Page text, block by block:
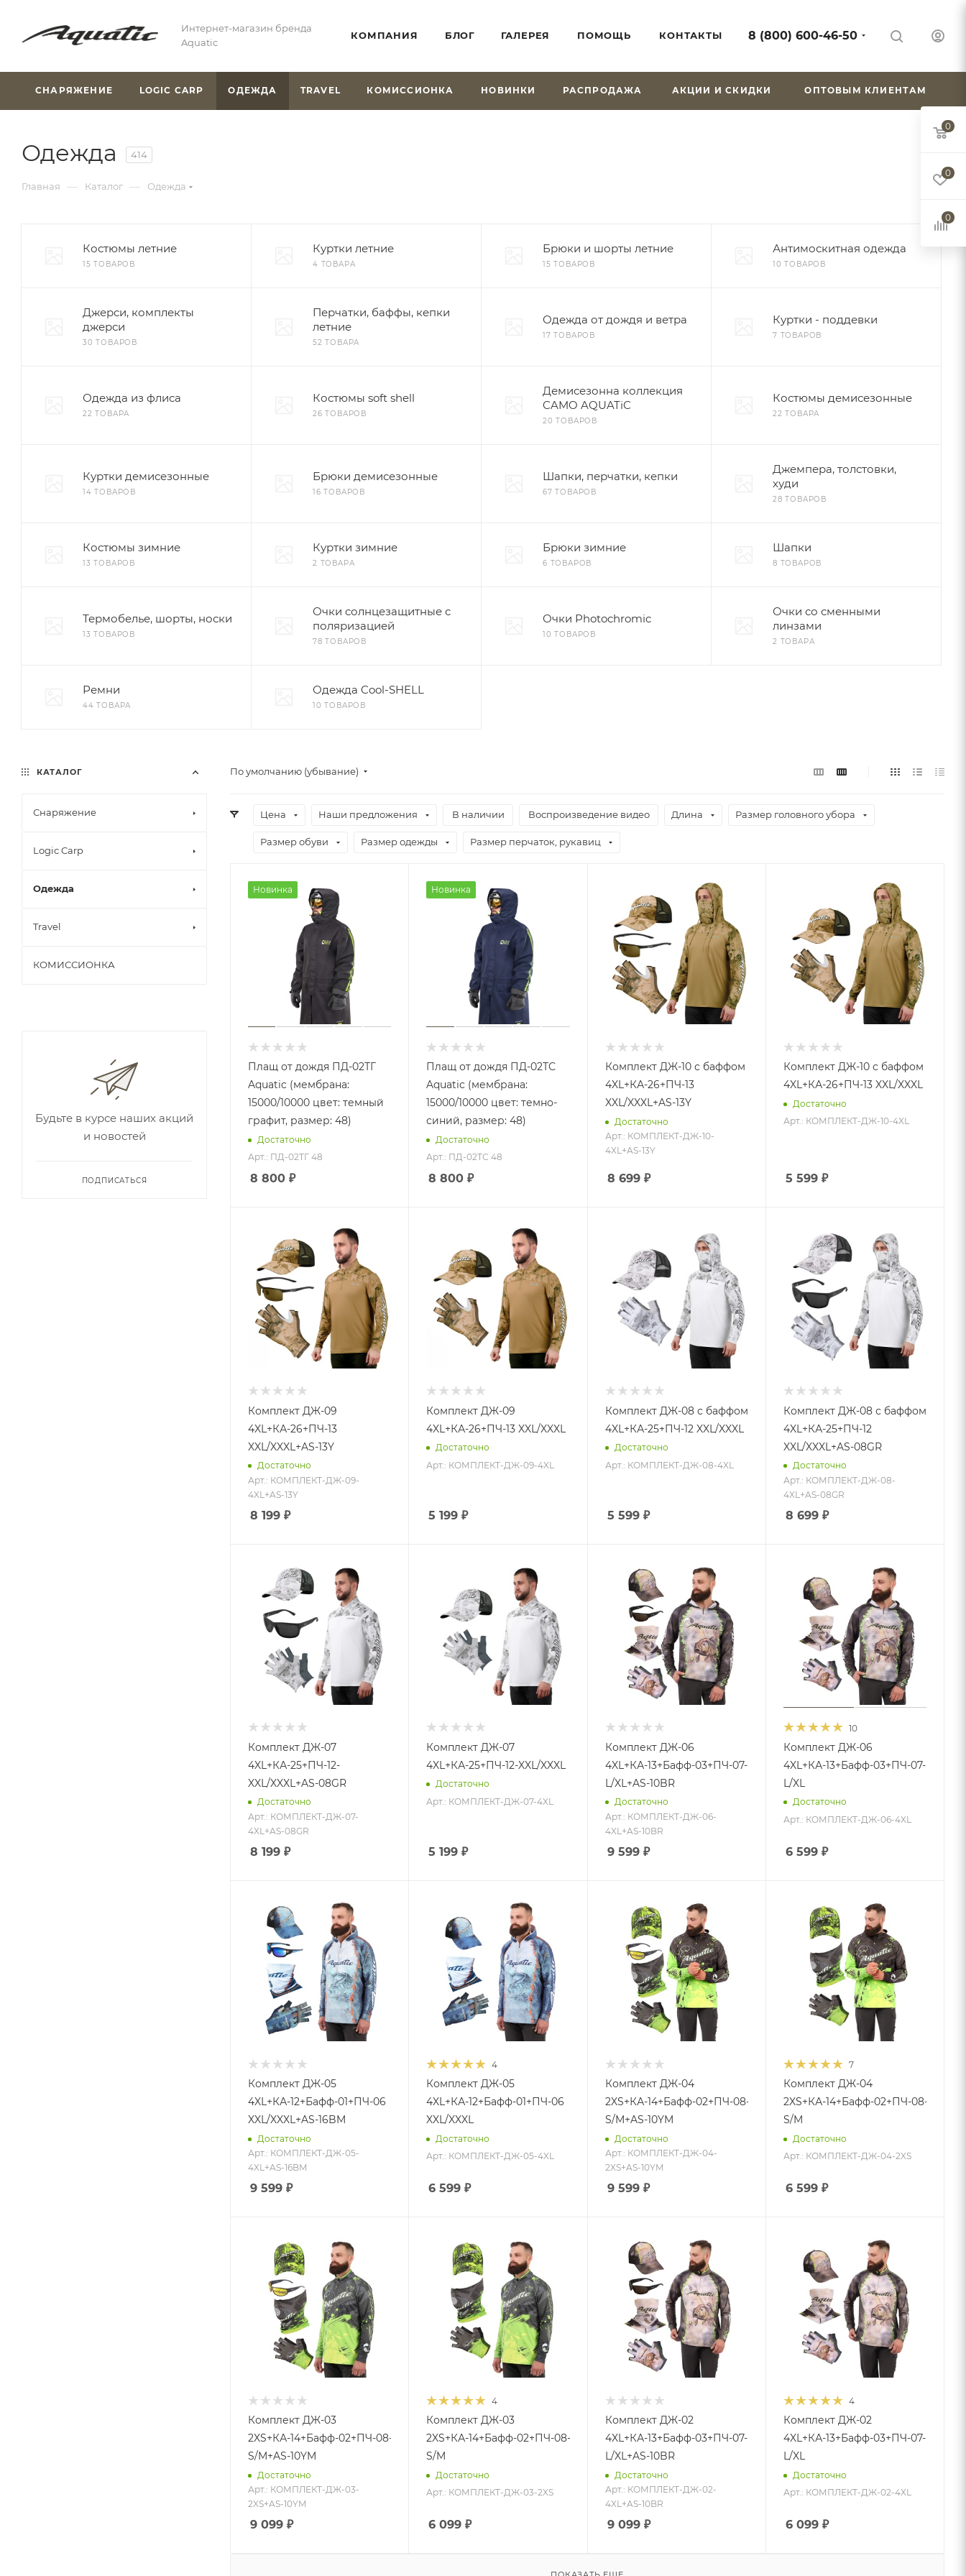
Интернет-магазин бренда
Aquatic
КОМПАНИЯ БЛОГ ГАЛЕРЕЯ ПОМОЩЬ КОНТАКТЫ 8 (800) 600-46-50
СНАРЯЖЕНИЕ LOGIC CARP ОДЕЖДА TRAVEL КОМИССИОНКА НОВИНКИ РАСПРОДАЖА АКЦИИ И СКИДКИ ОПТОВЫМ КЛИЕНТАМ
Одежда 414
Главная — Каталог — Одежда
Костюмы летние
15 ТОВАРОВ
Куртки летние
4 ТОВАРА
Брюки и шорты летние
15 ТОВАРОВ
Антимоскитная одежда
10 ТОВАРОВ
Джерси, комплекты
джерси
30 ТОВАРОВ
Перчатки, баффы, кепки
летние
52 ТОВАРА
Одежда от дождя и ветра
17 ТОВАРОВ
Куртки - поддевки
7 ТОВАРОВ
Одежда из флиса
22 ТОВАРА
Костюмы soft shell
26 ТОВАРОВ
Демисезонна коллекция
CAMO AQUATiC
20 ТОВАРОВ
Костюмы демисезонные
22 ТОВАРА
Куртки демисезонные
14 ТОВАРОВ
Брюки демисезонные
16 ТОВАРОВ
Шапки, перчатки, кепки
67 ТОВАРОВ
Джемпера, толстовки,
худи
28 ТОВАРОВ
Костюмы зимние
13 ТОВАРОВ
Куртки зимние
2 ТОВАРА
Брюки зимние
6 ТОВАРОВ
Шапки
8 ТОВАРОВ
Термобелье, шорты, носки
13 ТОВАРОВ
Очки солнцезащитные с
поляризацией
78 ТОВАРОВ
Очки Photochromic
10 ТОВАРОВ
Очки со сменными
линзами
2 ТОВАРА
Ремни
44 ТОВАРА
Одежда Cool-SHELL
10 ТОВАРОВ
По умолчанию (убывание)
Цена Наши предложения В наличии Воспроизведение видео Длина Размер головного убора
Размер обуви Размер одежды Размер перчаток, рукавиц
Новинка
Плащ от дождя ПД-02ТГ
Aquatic (мембрана:
15000/10000 цвет: темный
графит, размер: 48)
Достаточно
Арт.: ПД-02ТГ 48
8 800 ₽
Новинка
Плащ от дождя ПД-02ТС
Aquatic (мембрана:
15000/10000 цвет: темно-
синий, размер: 48)
Достаточно
Арт.: ПД-02ТС 48
8 800 ₽
Комплект ДЖ-10 с баффом
4XL+КА-26+ПЧ-13
XXL/XXXL+AS-13Y
Достаточно
Арт.: КОМПЛЕКТ-ДЖ-10-
4XL+AS-13Y
8 699₽
Комплект ДЖ-10 с баффом
4XL+КА-26+ПЧ-13 XXL/XXXL
Достаточно
Арт.: КОМПЛЕКТ-ДЖ-10-4XL
5 599₽
Комплект ДЖ-09
4XL+КА-26+ПЧ-13
XXL/XXXL+AS-13Y
Достаточно
Арт.: КОМПЛЕКТ-ДЖ-09-
4XL+AS-13Y
8 199 ₽
Комплект ДЖ-09
4XL+КА-26+ПЧ-13 XXL/XXXL
Достаточно
Арт.: КОМПЛЕКТ-ДЖ-09-4XL
5 199 ₽
Комплект ДЖ-08 с баффом
4XL+КА-25+ПЧ-12 XXL/XXXL
Достаточно
Арт.: КОМПЛЕКТ-ДЖ-08-4XL
5 599₽
Комплект ДЖ-08 с баффом
4XL+КА-25+ПЧ-12
XXL/XXXL+AS-08GR
Достаточно
Арт.: КОМПЛЕКТ-ДЖ-08-
4XL+AS-08GR
8 699₽
Комплект ДЖ-07
4XL+КА-25+ПЧ-12-
XXL/XXXL+AS-08GR
Достаточно
Арт.: КОМПЛЕКТ-ДЖ-07-
4XL+AS-08GR
8 199 ₽
Комплект ДЖ-07
4XL+КА-25+ПЧ-12-XXL/XXXL
Достаточно
Арт.: КОМПЛЕКТ-ДЖ-07-4XL
5 199 ₽
Комплект ДЖ-06
4XL+КА-13+Бафф-03+ПЧ-07-
L/XL+AS-10BR
Достаточно
Арт.: КОМПЛЕКТ-ДЖ-06-
4XL+AS-10BR
9 599₽
10
Комплект ДЖ-06
4XL+КА-13+Бафф-03+ПЧ-07-
L/XL
Достаточно
Арт.: КОМПЛЕКТ-ДЖ-06-4XL
6 599₽
Комплект ДЖ-05
4XL+КА-12+Бафф-01+ПЧ-06
XXL/XXXL+AS-16BM
Достаточно
Арт.: КОМПЛЕКТ-ДЖ-05-
4XL+AS-16BM
9 599 ₽
4
Комплект ДЖ-05
4XL+КА-12+Бафф-01+ПЧ-06
XXL/XXXL
Достаточно
Арт.: КОМПЛЕКТ-ДЖ-05-4XL
6 599 ₽
Комплект ДЖ-04
2XS+КА-14+Бафф-02+ПЧ-08-
S/M+AS-10YM
Достаточно
Арт.: КОМПЛЕКТ-ДЖ-04-
2XS+AS-10YM
9 599₽
7
Комплект ДЖ-04
2XS+КА-14+Бафф-02+ПЧ-08-
S/M
Достаточно
Арт.: КОМПЛЕКТ-ДЖ-04-2XS
6 599₽
Комплект ДЖ-03
2XS+КА-14+Бафф-02+ПЧ-08-
S/M+AS-10YM
Достаточно
Арт.: КОМПЛЕКТ-ДЖ-03-
2XS+AS-10YM
9 099 ₽
4
Комплект ДЖ-03
2XS+КА-14+Бафф-02+ПЧ-08-
S/M
Достаточно
Арт.: КОМПЛЕКТ-ДЖ-03-2XS
6 099 ₽
Комплект ДЖ-02
4XL+КА-13+Бафф-03+ПЧ-07-
L/XL+AS-10BR
Достаточно
Арт.: КОМПЛЕКТ-ДЖ-02-
4XL+AS-10BR
9 099₽
4
Комплект ДЖ-02
4XL+КА-13+Бафф-03+ПЧ-07-
L/XL
Достаточно
Арт.: КОМПЛЕКТ-ДЖ-02-4XL
6 099₽
КАТАЛОГ
Снаряжение
Logic Carp
Одежда
Travel
КОМИССИОНКА
Будьте в курсе наших акций
и новостей
ПОДПИСАТЬСЯ
0
0
0